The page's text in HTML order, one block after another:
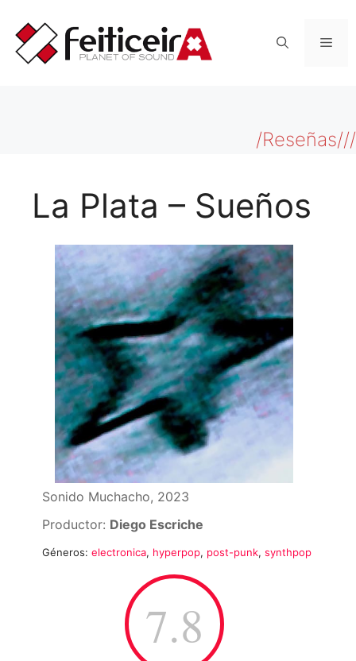
contenido
/Reseñas///
La Plata – Sueños
Sonido Muchacho, 2023
Productor: Diego Escriche
Géneros: electronica, hyperpop, post-punk, synthpop
7.8